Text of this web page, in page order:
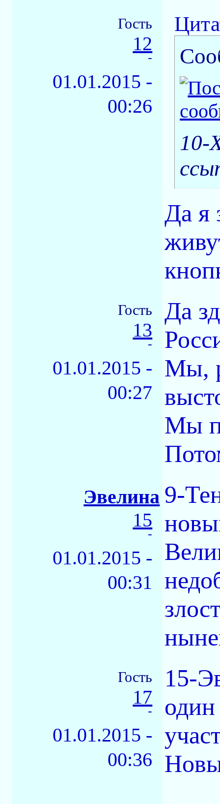
Гость
12
-
01.01.2015 -
00:26
10-
Да я
Гость
13
-
01.01.2015 -
00:27
Да
Мы,
Мы
Эвелина
15
-
01.01.2015 -
00:31
9-
Гость
17
-
01.01.2015 -
00:36
15-